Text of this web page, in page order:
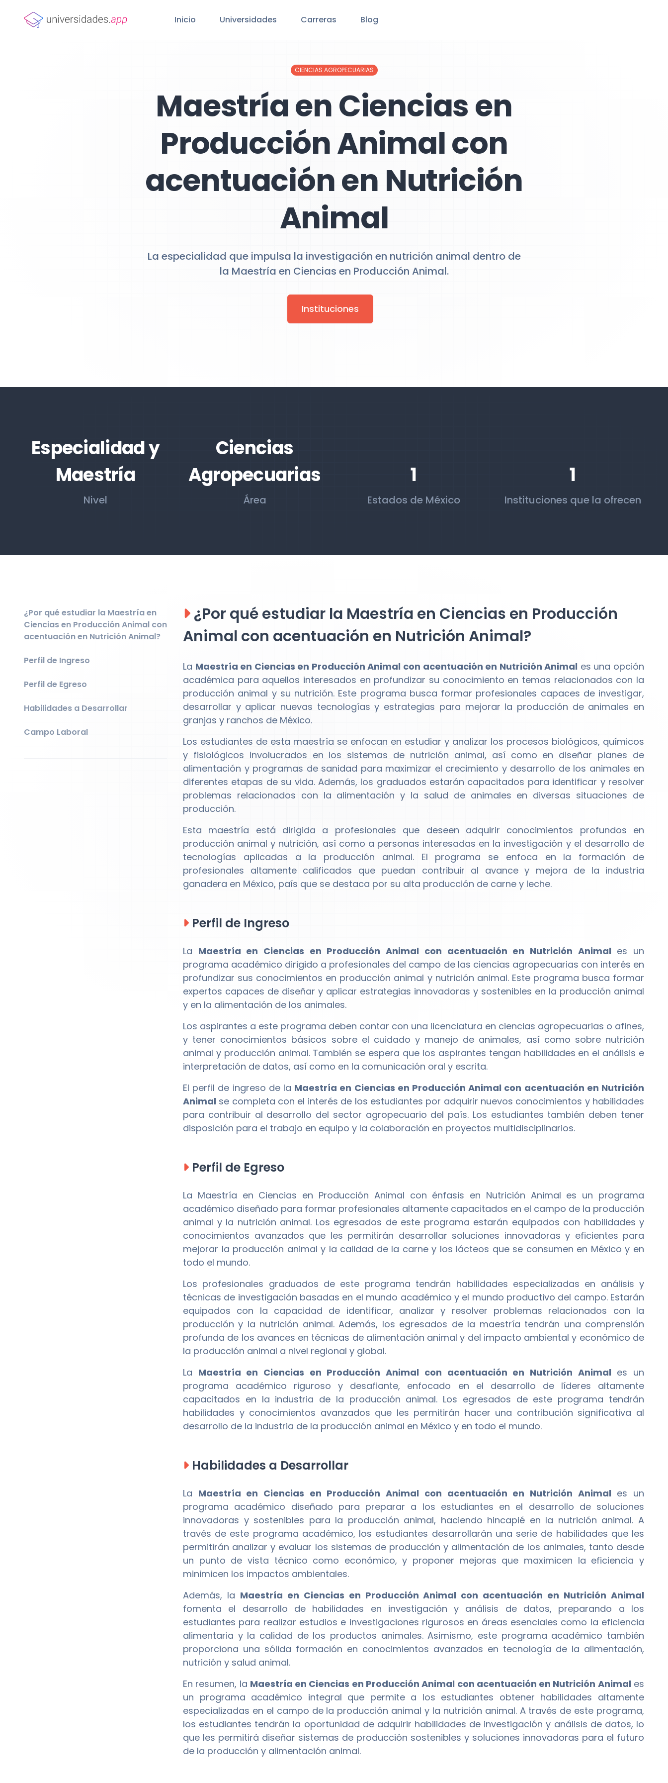
Inicio Universidades Carreras Blog
CIENCIAS AGROPECUARIAS
Maestría en Ciencias en
Producción Animal con
acentuación en Nutrición
Animal
La especialidad que impulsa la investigación en nutrición animal dentro de
la Maestría en Ciencias en Producción Animal.
Instituciones
Especialidad y
Maestría
Nivel
Ciencias
Agropecuarias
Área
1
Estados de México
1
Instituciones que la ofrecen
¿Por qué estudiar la Maestría en
Ciencias en Producción Animal con
acentuación en Nutrición Animal?
Perfil de Ingreso
Perfil de Egreso
Habilidades a Desarrollar
Campo Laboral
¿Por qué estudiar la Maestría en Ciencias en Producción
Animal con acentuación en Nutrición Animal?
La Maestría en Ciencias en Producción Animal con acentuación en Nutrición Animal es una opción
académica para aquellos interesados en profundizar su conocimiento en temas relacionados con la
producción animal y su nutrición. Este programa busca formar profesionales capaces de investigar,
desarrollar y aplicar nuevas tecnologías y estrategias para mejorar la producción de animales en
granjas y ranchos de México.
Los estudiantes de esta maestría se enfocan en estudiar y analizar los procesos biológicos, químicos
y fisiológicos involucrados en los sistemas de nutrición animal, así como en diseñar planes de
alimentación y programas de sanidad para maximizar el crecimiento y desarrollo de los animales en
diferentes etapas de su vida. Además, los graduados estarán capacitados para identificar y resolver
problemas relacionados con la alimentación y la salud de animales en diversas situaciones de
producción.
Esta maestría está dirigida a profesionales que deseen adquirir conocimientos profundos en
producción animal y nutrición, así como a personas interesadas en la investigación y el desarrollo de
tecnologías aplicadas a la producción animal. El programa se enfoca en la formación de
profesionales altamente calificados que puedan contribuir al avance y mejora de la industria
ganadera en México, país que se destaca por su alta producción de carne y leche.
Perfil de Ingreso
La Maestría en Ciencias en Producción Animal con acentuación en Nutrición Animal es un
programa académico dirigido a profesionales del campo de las ciencias agropecuarias con interés en
profundizar sus conocimientos en producción animal y nutrición animal. Este programa busca formar
expertos capaces de diseñar y aplicar estrategias innovadoras y sostenibles en la producción animal
y en la alimentación de los animales.
Los aspirantes a este programa deben contar con una licenciatura en ciencias agropecuarias o afines,
y tener conocimientos básicos sobre el cuidado y manejo de animales, así como sobre nutrición
animal y producción animal. También se espera que los aspirantes tengan habilidades en el análisis e
interpretación de datos, así como en la comunicación oral y escrita.
El perfil de ingreso de la Maestría en Ciencias en Producción Animal con acentuación en Nutrición
Animal se completa con el interés de los estudiantes por adquirir nuevos conocimientos y habilidades
para contribuir al desarrollo del sector agropecuario del país. Los estudiantes también deben tener
disposición para el trabajo en equipo y la colaboración en proyectos multidisciplinarios.
Perfil de Egreso
La Maestría en Ciencias en Producción Animal con énfasis en Nutrición Animal es un programa
académico diseñado para formar profesionales altamente capacitados en el campo de la producción
animal y la nutrición animal. Los egresados de este programa estarán equipados con habilidades y
conocimientos avanzados que les permitirán desarrollar soluciones innovadoras y eficientes para
mejorar la producción animal y la calidad de la carne y los lácteos que se consumen en México y en
todo el mundo.
Los profesionales graduados de este programa tendrán habilidades especializadas en análisis y
técnicas de investigación basadas en el mundo académico y el mundo productivo del campo. Estarán
equipados con la capacidad de identificar, analizar y resolver problemas relacionados con la
producción y la nutrición animal. Además, los egresados de la maestría tendrán una comprensión
profunda de los avances en técnicas de alimentación animal y del impacto ambiental y económico de
la producción animal a nivel regional y global.
La Maestría en Ciencias en Producción Animal con acentuación en Nutrición Animal es un
programa académico riguroso y desafiante, enfocado en el desarrollo de líderes altamente
capacitados en la industria de la producción animal. Los egresados de este programa tendrán
habilidades y conocimientos avanzados que les permitirán hacer una contribución significativa al
desarrollo de la industria de la producción animal en México y en todo el mundo.
Habilidades a Desarrollar
La Maestría en Ciencias en Producción Animal con acentuación en Nutrición Animal es un
programa académico diseñado para preparar a los estudiantes en el desarrollo de soluciones
innovadoras y sostenibles para la producción animal, haciendo hincapié en la nutrición animal. A
través de este programa académico, los estudiantes desarrollarán una serie de habilidades que les
permitirán analizar y evaluar los sistemas de producción y alimentación de los animales, tanto desde
un punto de vista técnico como económico, y proponer mejoras que maximicen la eficiencia y
minimicen los impactos ambientales.
Además, la Maestría en Ciencias en Producción Animal con acentuación en Nutrición Animal
fomenta el desarrollo de habilidades en investigación y análisis de datos, preparando a los
estudiantes para realizar estudios e investigaciones rigurosos en áreas esenciales como la eficiencia
alimentaria y la calidad de los productos animales. Asimismo, este programa académico también
proporciona una sólida formación en conocimientos avanzados en tecnología de la alimentación,
nutrición y salud animal.
En resumen, la Maestría en Ciencias en Producción Animal con acentuación en Nutrición Animal es
un programa académico integral que permite a los estudiantes obtener habilidades altamente
especializadas en el campo de la producción animal y la nutrición animal. A través de este programa,
los estudiantes tendrán la oportunidad de adquirir habilidades de investigación y análisis de datos, lo
que les permitirá diseñar sistemas de producción sostenibles y soluciones innovadoras para el futuro
de la producción y alimentación animal.